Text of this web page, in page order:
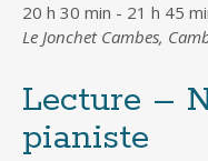
20 h 30 min - 21 h 45
Le Jonchet Cambes,
Lecture –
pianiste